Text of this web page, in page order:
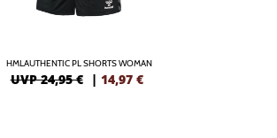
HMLAUTHENTIC PL SHORTS WOMAN
UVP 24,95 € | 14,97 €